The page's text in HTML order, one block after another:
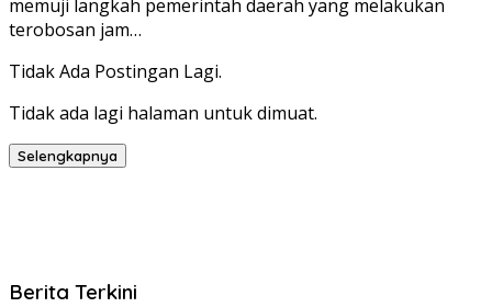
memuji langkah pemerintah daerah yang melakukan
terobosan jam…
Tidak Ada Postingan Lagi.
Tidak ada lagi halaman untuk dimuat.
Selengkapnya
Berita Terkini